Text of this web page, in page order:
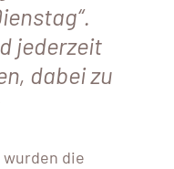
jederzeit
dabei zu
die